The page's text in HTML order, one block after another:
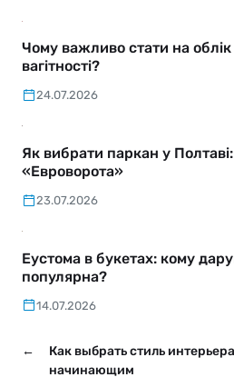
Чому важливо стати на
вагітності?
24.07.2026
Як вибрати паркан у
«Евроворота»
23.07.2026
Еустома в букетах: кому
популярна?
14.07.2026
←
Как выбрать стиль
начинающим